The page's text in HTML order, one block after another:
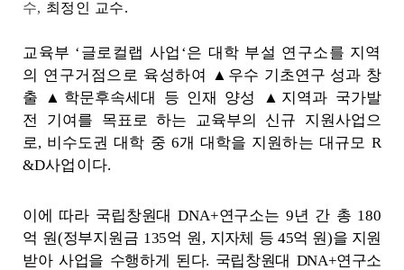
수, 최정인 교수.
교육부 ‘글로컬랩 사업 ‘은 대학 부설 연구소를 지역
의 연구거점으로 육성하여
▲ 우수 기초연구 성과 창
출
▲ 학문후속세대 등 인재 양성 ▲ 지역과 국가발
전
기여를 목표로 하는 교육부의 신규 지원사업으
로, 비수도권 대학 중 6개 대학을 지원하는 대규모 R
&D사업이다.
이에 따라 국립창원대 DNA+연구소는 9년 간 총 180
억 원(정부지원금 135억 원, 지자체 등 45억 원)을 지원
받아 사업을 수행하게 된다. 국립창원대 DNA+연구소